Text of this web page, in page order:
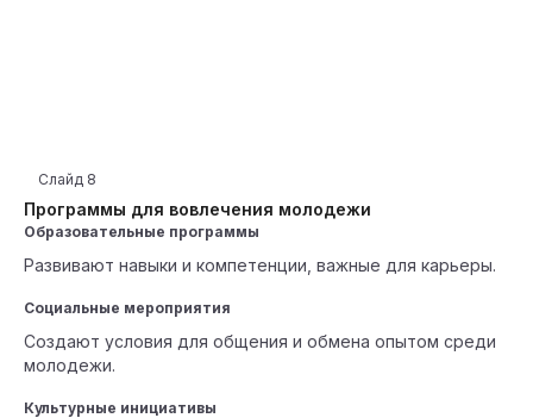
Программы для вовлечения молодежи
Слайд 8
Образовательные программы
Развивают навыки и компетенции, важные для карьеры.
Социальные мероприятия
Создают условия для общения и обмена опытом среди
молодежи.
Культурные инициативы